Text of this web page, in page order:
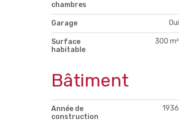
chambres
Garage Oui
Surface
habitable
300 m²
Bâtiment
Année de
construction
1936